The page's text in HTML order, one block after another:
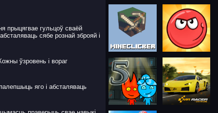
прыцягвае гульцоў сваёй
сябе рознай зброяй і
ўзровень і вораг
яго і абсталяваць